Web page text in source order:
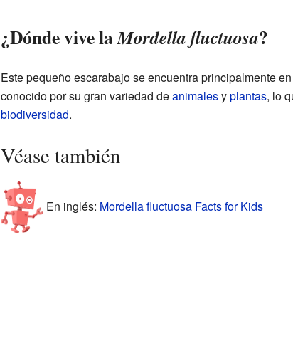
¿Dónde vive laMordella fluctuosa?
Este pequeño escarabajo se encuentra principalmente en
conocido por su gran variedad deanimalesyplantas, lo
biodiversidad.
Véase también
En inglés: Mordella fluctuosa Facts for Kids